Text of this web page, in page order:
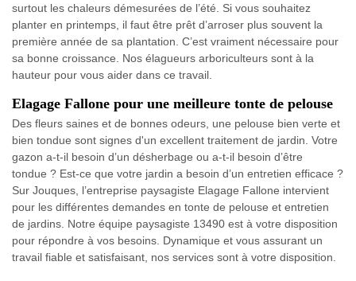
surtout les chaleurs démesurées de l’été. Si vous souhaitez
planter en printemps, il faut être prêt d’arroser plus souvent la
première année de sa plantation. C’est vraiment nécessaire pour
sa bonne croissance. Nos élagueurs arboriculteurs sont à la
hauteur pour vous aider dans ce travail.
Elagage Fallone pour une meilleure tonte de pelouse
Des fleurs saines et de bonnes odeurs, une pelouse bien verte et
bien tondue sont signes d'un excellent traitement de jardin. Votre
gazon a-t-il besoin d’un désherbage ou a-t-il besoin d’être
tondue ? Est-ce que votre jardin a besoin d’un entretien efficace ?
Sur Jouques, l’entreprise paysagiste Elagage Fallone intervient
pour les différentes demandes en tonte de pelouse et entretien
de jardins. Notre équipe paysagiste 13490 est à votre disposition
pour répondre à vos besoins. Dynamique et vous assurant un
travail fiable et satisfaisant, nos services sont à votre disposition.